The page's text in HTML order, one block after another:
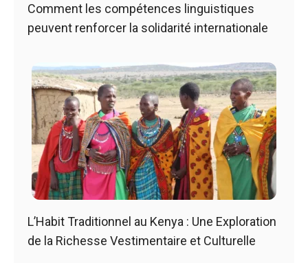
Comment les compétences linguistiques
peuvent renforcer la solidarité internationale
L’Habit Traditionnel au Kenya : Une Exploration
de la Richesse Vestimentaire et Culturelle